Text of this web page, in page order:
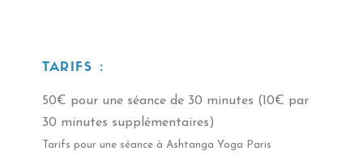
TARIFS :
50€ pour une séance de 30 minutes (10€ par
30 minutes supplémentaires)
Tarifs pour une séance à Ashtanga Yoga Paris